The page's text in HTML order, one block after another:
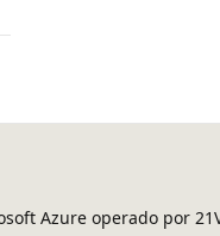
Azure operado por